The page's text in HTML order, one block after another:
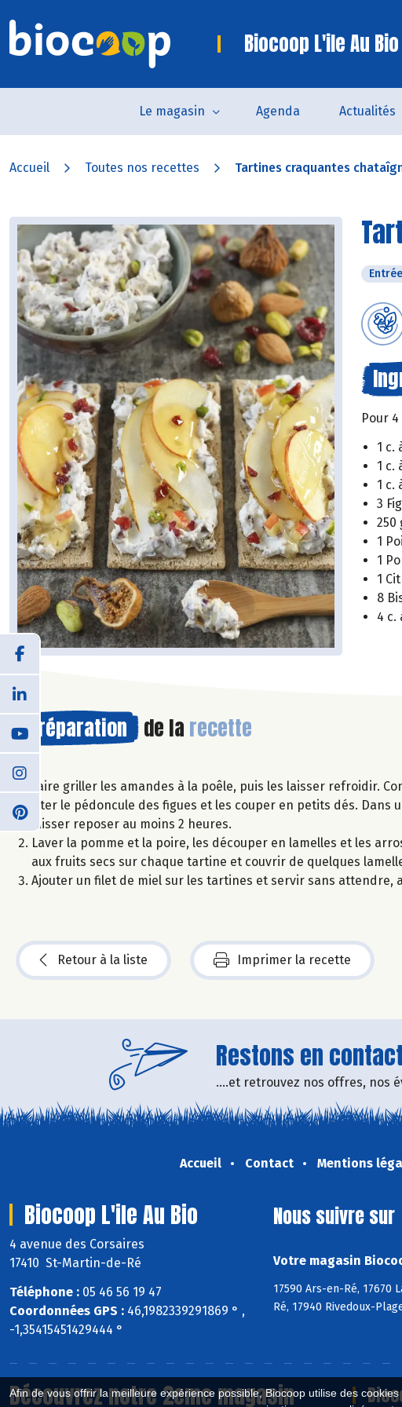
Afin de vous offrir la meilleure expérience possible, Biocoop utilise des
Biocoop L'ile Au Bio
Le magasin Agenda Actualités
Accueil Toutes nos recettes Tartines craquantes
Entrée
Pour
1 c.
1 c.
1 c.
3
250
1
1
1
8
4 c.
Préparation de la recette
Faire griller les amandes à la poêle, puis les laisser refroidir.
Ôter le pédoncule des figues et les couper en petits dés.
laisser reposer au moins 2 heures.
Laver la pomme et la poire, les découper en lamelles et les
aux fruits secs sur chaque tartine et couvrir de quelques
Ajouter un filet de miel sur les tartines et servir sans attendre,
Retour à la liste Imprimer la recette
Restons en
....et retrouvez nos offres, nos
Accueil Contact Mentions
Biocoop L'ile Au Bio
4 avenue des Corsaires
17410 St-Martin-de-Ré
Téléphone : 05 46 56 19 47
Coordonnées GPS : 46,1982339291869 ° ,
-1,35415451429444 °
Nous suivre sur
Votre magasin
17590 Ars-en-Ré, 17670
Ré, 17940 Rivedoux-
Découvrez notre 2eme magasin